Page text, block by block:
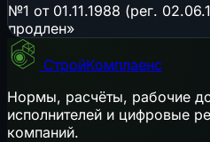
№1 от 01.11.1988 (рег.
продлен»
СтройКомплаенс
Нормы, расчёты, рабочие
исполнителей и цифровые
компаний.